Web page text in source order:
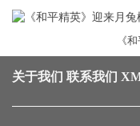
《
关于我们 联系我们